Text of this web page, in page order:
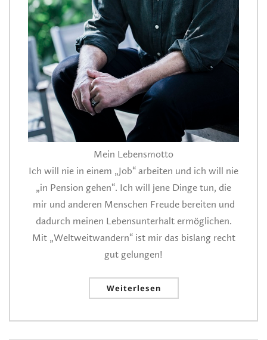
Mein Lebensmotto
Ich will nie in einem „Job“ arbeiten und ich will nie
„in Pension gehen“. Ich will jene Dinge tun, die
mir und anderen Menschen Freude bereiten und
dadurch meinen Lebensunterhalt ermöglichen.
Mit „Weltweitwandern“ ist mir das bislang recht
gut gelungen!
Weiterlesen